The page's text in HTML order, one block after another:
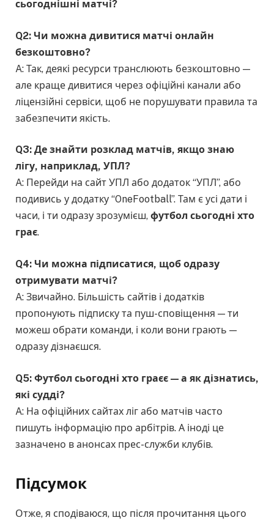
сьогоднішні матчі?
Q2: Чи можна дивитися матчі онлайн
безкоштовно?
A: Так, деякі ресурси транслюють безкоштовно —
але краще дивитися через офіційні канали або
ліцензійні сервіси, щоб не порушувати правила та
забезпечити якість.
Q3: Де знайти розклад матчів, якщо знаю
лігу, наприклад, УПЛ?
A: Перейди на сайт УПЛ або додаток “УПЛ”, або
подивись у додатку “OneFootball”. Там є усі дати і
часи, і ти одразу зрозумієш, футбол сьогодні хто
грає.
Q4: Чи можна підписатися, щоб одразу
отримувати матчі?
A: Звичайно. Більшість сайтів і додатків
пропонують підписку та пуш-сповіщення — ти
можеш обрати команди, і коли вони грають —
одразу дізнаєшся.
Q5: Футбол сьогодні хто граєє — а як дізнатись,
які судді?
A: На офіційних сайтах ліг або матчів часто
пишуть інформацію про арбітрів. А іноді це
зазначено в анонсах прес-служби клубів.
Підсумок
Отже, я сподіваюся, що після прочитання цього